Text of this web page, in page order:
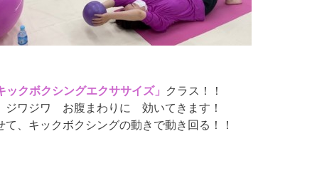
ックボクシングエクササイズ」
クラス！！
ジワジワ お腹まわりに 効いてきます！
て、キックボクシングの動きで動き回る！！